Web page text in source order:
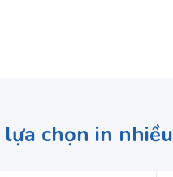
chọn in nhiều